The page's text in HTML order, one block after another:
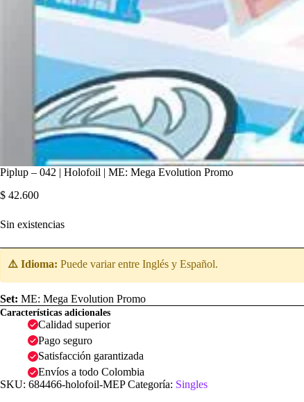
Piplup – 042 | Holofoil | ME: Mega Evolution Promo
$ 42.600
Sin existencias
⚠️ Idioma: Puede variar entre Inglés y Español.
Set: ME: Mega Evolution Promo
Características adicionales
Calidad superior
Pago seguro
Satisfacción garantizada
Envíos a todo Colombia
SKU: 684466-holofoil-MEP Categoría: Singles